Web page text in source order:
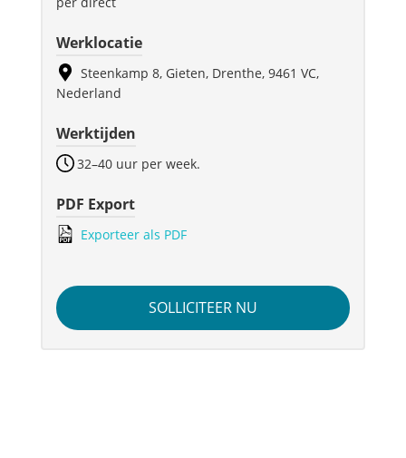
Werklocatie
Steenkamp 8, Gieten, Drenthe, 9461 VC,
Nederland
Werktijden
32–40 uur per week.
PDF Export
Exporteer als PDF
SOLLICITEER NU